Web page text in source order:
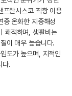
프란시스코 직항 이용
온화한 지중해성
쾌적하며, 생활비는
이 매우 높습니다.
도가 높으며, 지적인
다.